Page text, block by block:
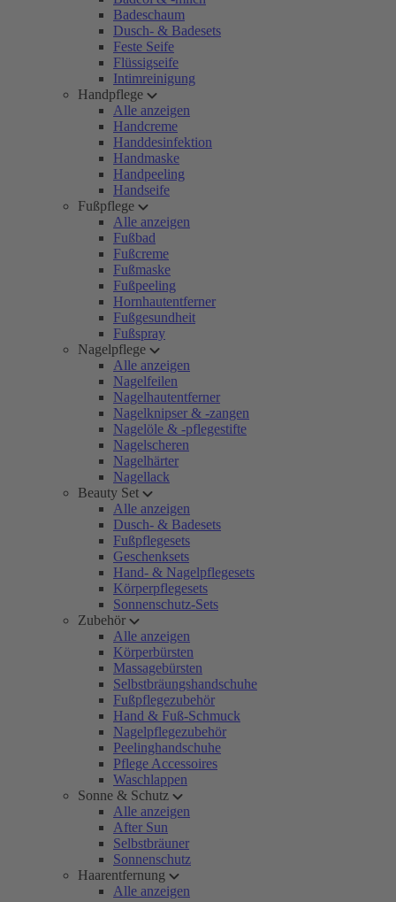
Badeschaum
Dusch- & Badesets
Feste Seife
Flüssigseife
Intimreinigung
Handpflege
Alle anzeigen
Handcreme
Handdesinfektion
Handmaske
Handpeeling
Handseife
Fußpflege
Alle anzeigen
Fußbad
Fußcreme
Fußmaske
Fußpeeling
Hornhautentferner
Fußgesundheit
Fußspray
Nagelpflege
Alle anzeigen
Nagelfeilen
Nagelhautentferner
Nagelknipser & -zangen
Nagelöle & -pflegestifte
Nagelscheren
Nagelhärter
Nagellack
Beauty Set
Alle anzeigen
Dusch- & Badesets
Fußpflegesets
Geschenksets
Hand- & Nagelpflegesets
Körperpflegesets
Sonnenschutz-Sets
Zubehör
Alle anzeigen
Körperbürsten
Massagebürsten
Selbstbräungshandschuhe
Fußpflegezubehör
Hand & Fuß-Schmuck
Nagelpflegezubehör
Peelinghandschuhe
Pflege Accessoires
Waschlappen
Sonne & Schutz
Alle anzeigen
After Sun
Selbstbräuner
Sonnenschutz
Haarentfernung
Alle anzeigen